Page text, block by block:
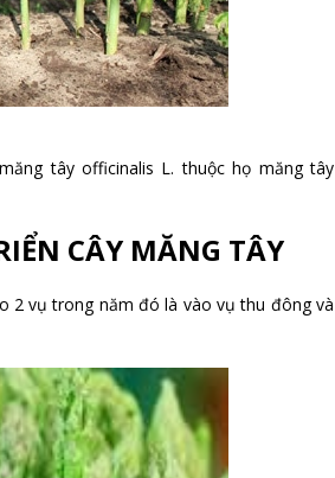
tây officinalis L. thuộc họ măng tây
CÂY MĂNG TÂY
2 vụ trong năm đó là vào vụ thu đông và